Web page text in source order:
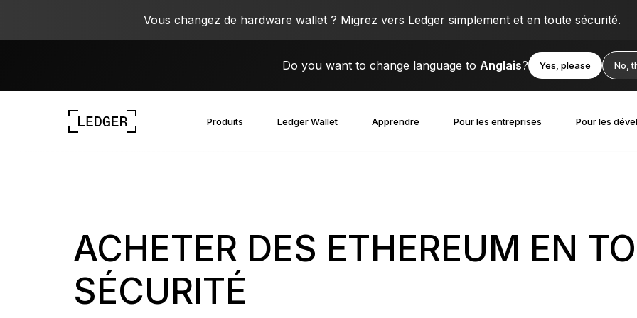
Vous changez de hardware wallet ? Migrez vers Ledger simplement et en toute sécurité.
Do you want to change language to Anglais? Yes, please No,
Produits Ledger Wallet Apprendre Pour les entreprises Pour les
ACHETER DES ETHEREUM EN
SÉCURITÉ